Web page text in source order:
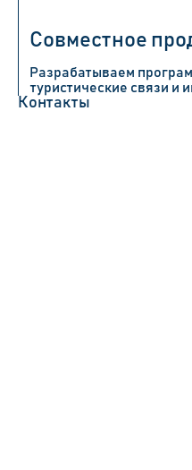
Совместное
Разрабатываем
туристические связи и
Контакты